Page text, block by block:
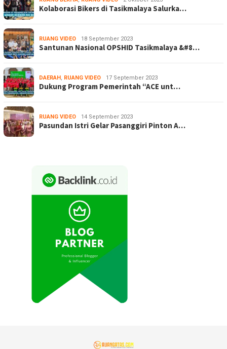
Kolaborasi Bikers di Tasikmalaya Salurka…
RUANG VIDEO 18 September 2023
Santunan Nasional OPSHID Tasikmalaya &#8…
DAERAH, RUANG VIDEO 17 September 2023
Dukung Program Pemerintah “ACE unt…
RUANG VIDEO 14 September 2023
Pasundan Istri Gelar Pasanggiri Pinton A…